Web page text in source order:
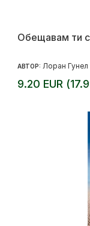
Обещавам ти
АВТОР: Лоран Гунел
9.20 EUR